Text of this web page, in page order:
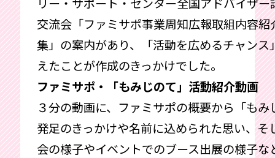
交流会「ファミサポ事業周知広報取組内容紹
集」の案内があり、「活動を広めるチャンス
えたことが作成のきっかけでした。
ファミサポ・「もみじのて」活動紹介動画
３分の動画に、ファミサポの概要から「もみ
発足のきっかけや名前に込められた思い、そ
会の様子やイベントでのブース出展の様子な